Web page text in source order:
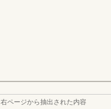
右ページから抽出された内容